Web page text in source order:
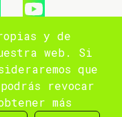
y de
web. Si
que
revocar
más